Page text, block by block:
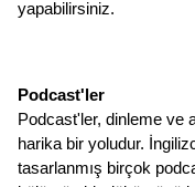
yapabilirsiniz.
Podcast'ler
Podcast'ler, dinleme ve
harika bir yoludur.
tasarlanmış birçok